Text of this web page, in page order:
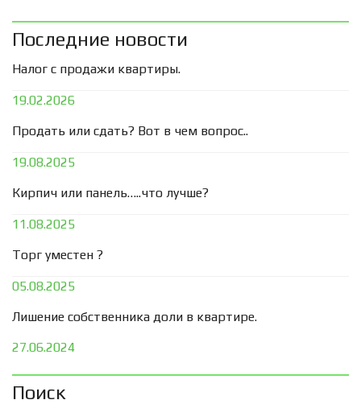
Последние новости
Налог с продажи квартиры.
19.02.2026
Продать или сдать? Вот в чем вопрос..
19.08.2025
Кирпич или панель…..что лучше?
11.08.2025
Торг уместен ?
05.08.2025
Лишение собственника доли в квартире.
27.06.2024
Поиск